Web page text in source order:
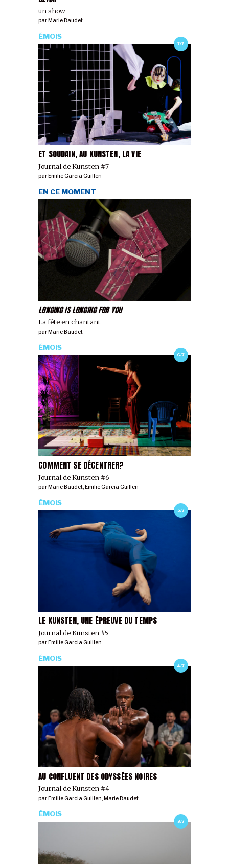
un show
par Marie Baudet
7/7
ET SOUDAIN, AU KUNSTEN, LA VIE
Journal de Kunsten #7
ÉMOIS
par Emilie Garcia Guillen
LONGING IS LONGING FOR YOU
La fête en chantant
EN CE MOMENT
parMarie Baudet
6/7
COMMENT SE DÉCENTRER?
Journal de Kunsten #6
ÉMOIS
par Marie Baudet, Emilie Garcia Guillen
5/7
LE KUNSTEN, UNE ÉPREUVE DU TEMPS
Journal de Kunsten #5
ÉMOIS
par Emilie Garcia Guillen
4/7
AU CONFLUENT DES ODYSSÉES NOIRES
Journal de Kunsten #4
ÉMOIS
parEmilie Garcia Guillen,Marie Baudet
3/7
ÉMOIS